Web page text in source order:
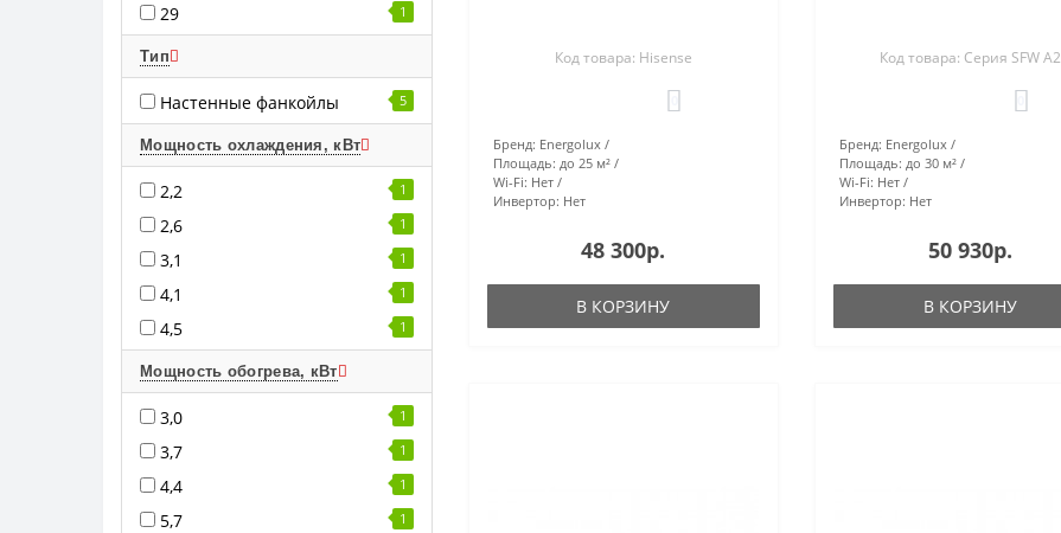
29 1
Тип
Настенные фанкойлы 5
Мощность охлаждения, кВт
2,2 1
2,6 1
3,1 1
4,1 1
4,5 1
Мощность обогрева, кВт
3,0 1
3,7 1
4,4 1
5,7 1
Код товара: Hisense
Бренд: Energolux
Площадь: до 25 м²
Wi-Fi: Нет
Инвертор: Нет
48 300р.
В КОРЗИНУ
Код товара: Cерия SFW А2
Бренд: Energolux
Площадь: до 30 м²
Wi-Fi: Нет
Инвертор: Нет
50 930р.
В КОРЗИНУ